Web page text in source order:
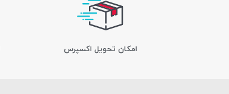
اﻣﮑﺎن ﺗﺤﻮﯾﻞ اﮐﺴﭙﺮس